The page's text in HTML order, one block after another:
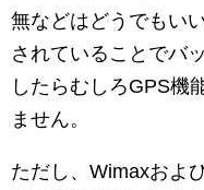
無などはどうでもい
されていることでバ
したらむしろGPS機
ません。
ただし、Wimaxおよ